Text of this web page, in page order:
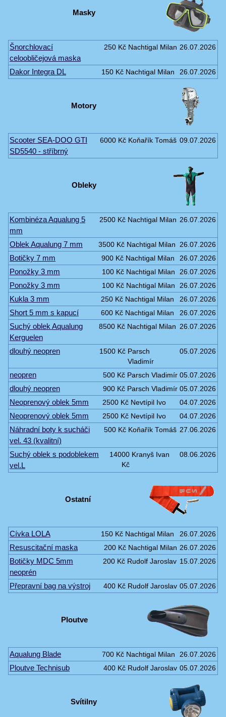
Masky
Šnorchlovací
celoobličejová maska
250 Kč Nachtigal Milan 26.07.2026
Dakor Integra DL 150 Kč Nachtigal Milan 26.07.2026
Motory
Scooter SEA-DOO GTI
SD5540 - stříbrný
6000 Kč Koňařík Tomáš 09.07.2026
Obleky
Kombinéza Aqualung 5
mm
2500 Kč Nachtigal Milan 26.07.2026
Oblek Aqualung 7 mm 3500 Kč Nachtigal Milan 26.07.2026
Botičky 7 mm 900 Kč Nachtigal Milan 26.07.2026
Ponožky 3 mm 100 Kč Nachtigal Milan 26.07.2026
Ponožky 3 mm 100 Kč Nachtigal Milan 26.07.2026
Kukla 3 mm 250 Kč Nachtigal Milan 26.07.2026
Short 5 mm s kapucí 600 Kč Nachtigal Milan 26.07.2026
Suchý oblek Aqualung
Kerguelen
8500 Kč Nachtigal Milan 26.07.2026
dlouhý neopren 1500 Kč Parsch
Vladimír
05.07.2026
neopren 500 Kč Parsch Vladimír 05.07.2026
dlouhý neopren 900 Kč Parsch Vladimír 05.07.2026
Neoprenový oblek 5mm 2500 Kč Nevtípil Ivo 04.07.2026
Neoprenový oblek 5mm 2500 Kč Nevtípil Ivo 04.07.2026
Náhradní boty k sucháči
vel. 43 (kvalitní)
500 Kč Koňařík Tomáš 27.06.2026
Suchý oblek s podoblekem
vel.L
14000
Kč
Kranyš Ivan 08.06.2026
Ostatní
Cívka LOLA 150 Kč Nachtigal Milan 26.07.2026
Resuscitační maska 200 Kč Nachtigal Milan 26.07.2026
Botičky MDC 5mm
neoprén
200 Kč Rudolf Jaroslav 15.07.2026
Přepravní bag na výstroj 400 Kč Rudolf Jaroslav 05.07.2026
Ploutve
Aqualung Blade 700 Kč Nachtigal Milan 26.07.2026
Ploutve Technisub 400 Kč Rudolf Jaroslav 05.07.2026
Svítilny